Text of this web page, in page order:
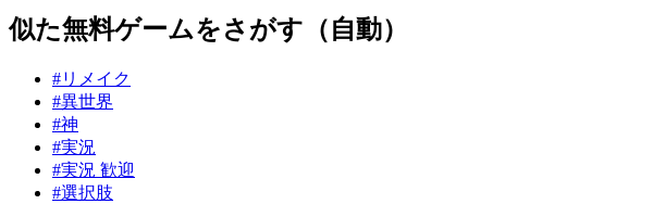
似た無料ゲームをさがす（自動）
#リメイク
#異世界
#神
#実況
#実況 歓迎
#選択肢